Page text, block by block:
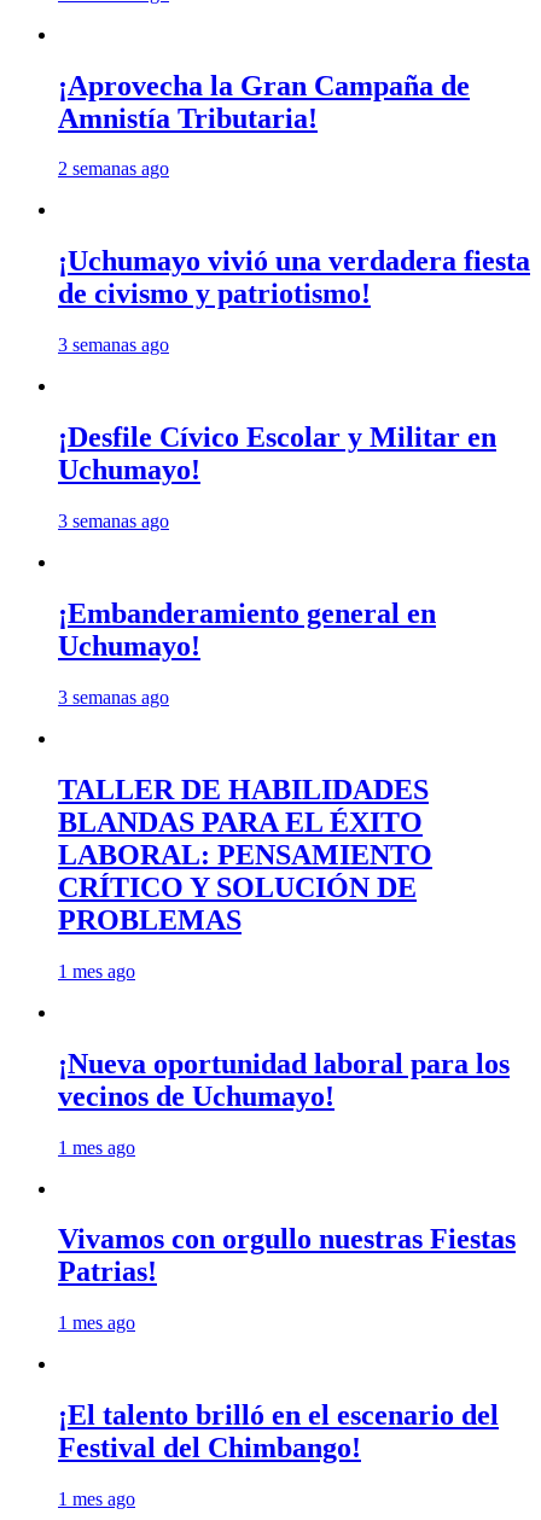
¡Aprovecha la Gran Campaña de
Amnistía Tributaria!
2 semanas ago
¡Uchumayo vivió una verdadera fiesta
de civismo y patriotismo!
3 semanas ago
¡Desfile Cívico Escolar y Militar en
Uchumayo!
3 semanas ago
¡Embanderamiento general en
Uchumayo!
3 semanas ago
TALLER DE HABILIDADES
BLANDAS PARA EL ÉXITO
LABORAL: PENSAMIENTO
CRÍTICO Y SOLUCIÓN DE
PROBLEMAS
1 mes ago
¡Nueva oportunidad laboral para los
vecinos de Uchumayo!
1 mes ago
Vivamos con orgullo nuestras Fiestas
Patrias!
1 mes ago
¡El talento brilló en el escenario del
Festival del Chimbango!
1 mes ago